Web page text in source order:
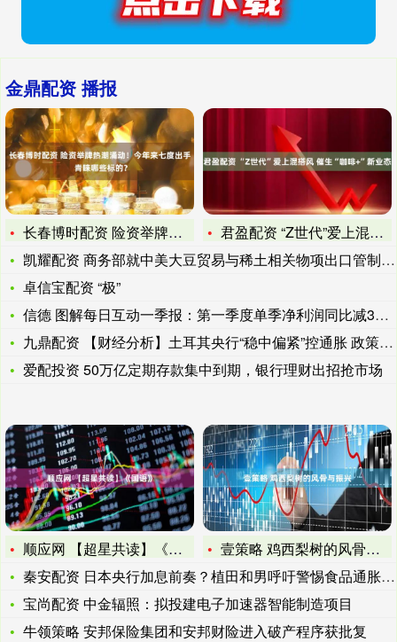
金鼎配资 播报
长春博时配资 险资举牌热潮涌动！今年来七度出手 青睐哪些标的
君盈配资 “Z世代”爱上混搭风 催生“咖啡+”新业态
凯耀配资 商务部就中美大豆贸易与稀土相关物项出口管制相关问题
卓信宝配资 “极”
信德 图解每日互动一季报：第一季度单季净利润同比减336.3
九鼎配资 【财经分析】土耳其央行“稳中偏紧”控通胀 政策协同
爱配投资 50万亿定期存款集中到期，银行理财出招抢市场
顺应网 【超星共读】《国语》
壹策略 鸡西梨树的风骨与振兴
秦安配资 日本央行加息前奏？植田和男呼吁警惕食品通胀风险
宝尚配资 中金辐照：拟投建电子加速器智能制造项目
牛领策略 安邦保险集团和安邦财险进入破产程序获批复